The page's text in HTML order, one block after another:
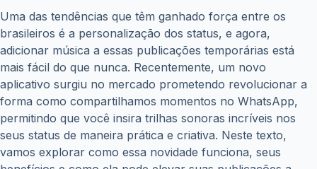
Uma das tendências que têm ganhado força entre os
brasileiros é a personalização dos status, e agora,
adicionar música a essas publicações temporárias está
mais fácil do que nunca. Recentemente, um novo
aplicativo surgiu no mercado prometendo revolucionar a
forma como compartilhamos momentos no WhatsApp,
permitindo que você insira trilhas sonoras incríveis nos
seus status de maneira prática e criativa. Neste texto,
vamos explorar como essa novidade funciona, seus